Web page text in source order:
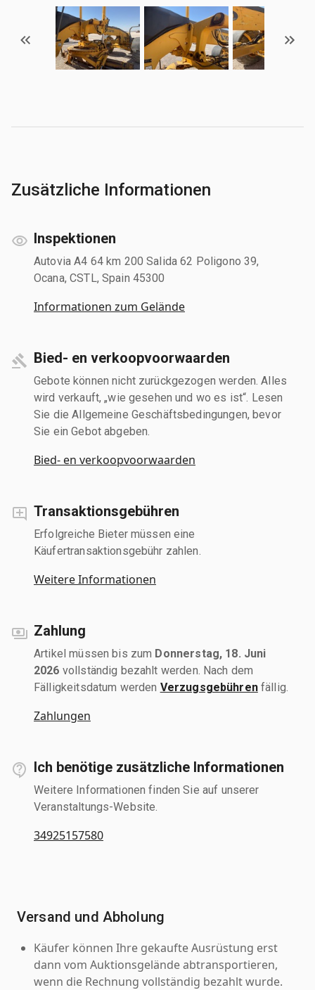
Zusätzliche Informationen
Inspektionen
Autovia A4 64 km 200 Salida 62 Poligono 39,
Ocana, CSTL, Spain 45300
Informationen zum Gelände
Bied- en verkoopvoorwaarden
Gebote können nicht zurückgezogen werden. Alles
wird verkauft, „wie gesehen und wo es ist“. Lesen
Sie die Allgemeine Geschäftsbedingungen, bevor
Sie ein Gebot abgeben.
Bied- en verkoopvoorwaarden
Transaktionsgebühren
Erfolgreiche Bieter müssen eine
Käufertransaktionsgebühr zahlen.
Weitere Informationen
Zahlung
Artikel müssen bis zum Donnerstag, 18. Juni
2026 vollständig bezahlt werden. Nach dem
Fälligkeitsdatum werden Verzugsgebührenfällig.
Zahlungen
Ich benötige zusätzliche Informationen
Weitere Informationen finden Sie auf unserer
Veranstaltungs-Website.
34925157580
Versand und Abholung
Käufer können Ihre gekaufte Ausrüstung erst
dann vom Auktionsgelände abtransportieren,
wenn die Rechnung vollständig bezahlt wurde.